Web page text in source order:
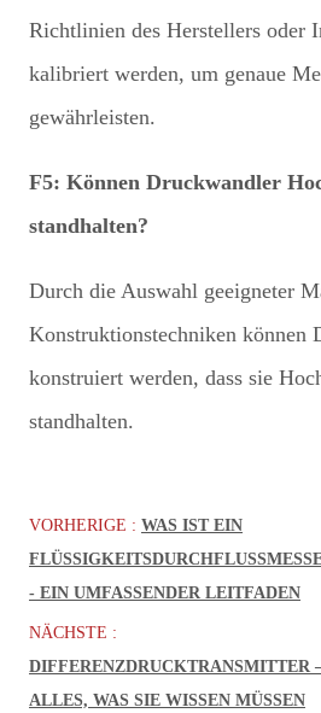
Richtlinien des Herstellers oder
kalibriert werden, um genaue
gewährleisten.
F5: Können Druckwandler
standhalten?
Durch die Auswahl geeigneter
Konstruktionstechniken können
konstruiert werden, dass sie
standhalten.
VORHERIGE : WAS IST EIN
- EIN UMFASSENDER LEITFADEN
NÄCHSTE :
DIFFERENZDRUCKTRANSMITTER
ALLES, WAS SIE WISSEN MÜSSEN